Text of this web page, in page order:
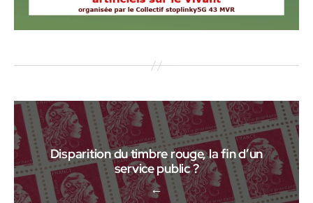
←
Disparition du timbre rouge, la fin d’un
service public ?